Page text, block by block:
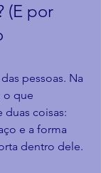
(E por
pessoas. Na
o que
duas coisas:
e a forma
dentro dele.